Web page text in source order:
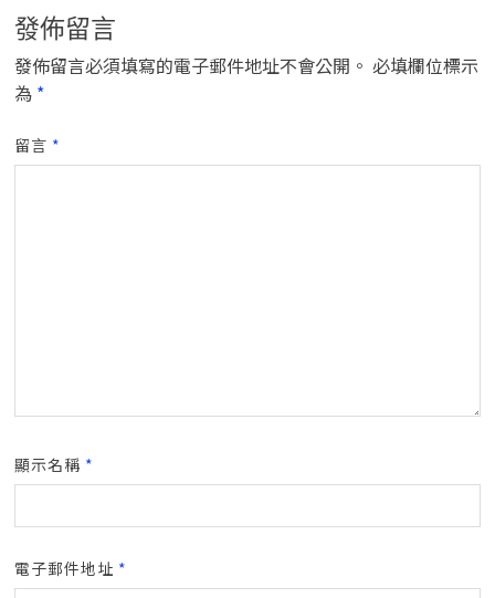
發佈留言
發佈留言必須填寫的電子郵件地址不會公開。 必填欄位標示
為 *
留言 *
顯示名稱 *
電子郵件地址 *